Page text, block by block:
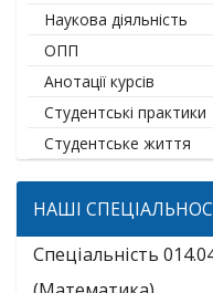
Наукова діяльність
ОПП
Анотації курсів
Студентські практики
Студентське життя
НАШІ
Спеціальність